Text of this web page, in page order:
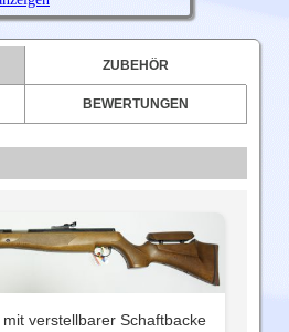
ZUBEHÖR
BEWERTUNGEN
verstellbarer Schaftbacke